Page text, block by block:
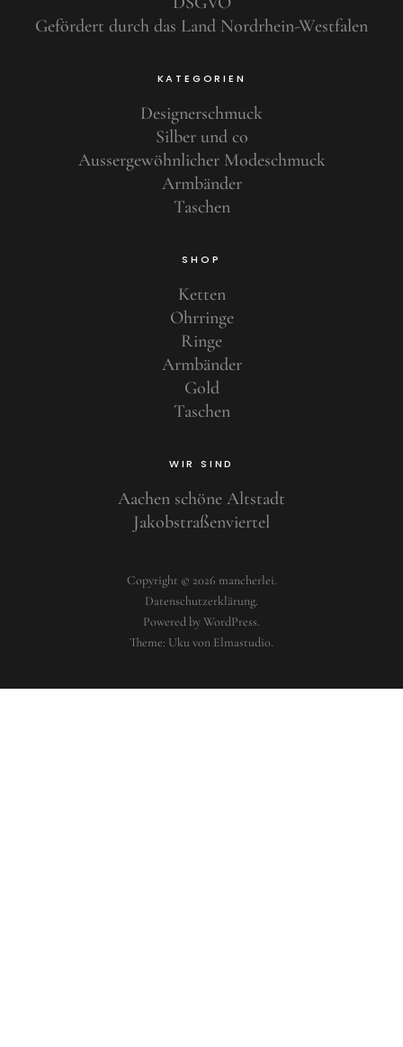
Gefördert durch das Land Nordrhein-Westfalen
KATEGORIEN
Designerschmuck
Silber und co
Aussergewöhnlicher Modeschmuck
Armbänder
Taschen
SHOP
Ketten
Ohrringe
Ringe
Armbänder
Gold
Taschen
WIR SIND
Aachen schöne Altstadt
Jakobstraßenviertel
Copyright © 2026 mancherlei
Datenschutzerklärung
Powered byWordPress
Theme: Uku von Elmastudio